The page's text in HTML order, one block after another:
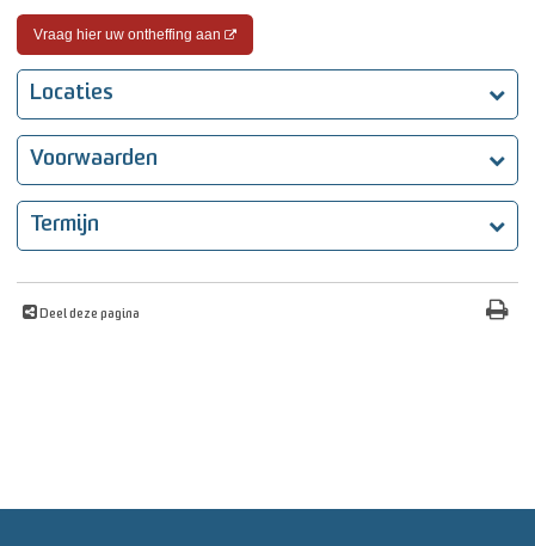
Vraag hier uw ontheffing aan
Locaties
Voorwaarden
Termijn
Deel deze pagina